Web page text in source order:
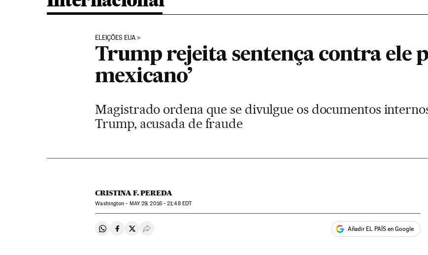
ELEIÇÕES EUA
Trump rejeita sentença contra ele
mexicano’
Magistrado ordena que se divulgue os documentos
Trump, acusada de fraude
CRISTINA F. PEREDA
Washington - MAY29, 2016 - 21:48EDT
Compartir en Whatsapp
Compartir en Facebook
Compartir en Twitter
Desplegar Redes Sociales Añadir EL PAÍS en Google